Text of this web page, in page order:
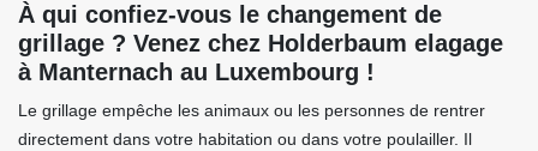
À qui confiez-vous le changement de
grillage ? Venez chez Holderbaum elagage
à Manternach au Luxembourg !
Le grillage empêche les animaux ou les personnes de rentrer
directement dans votre habitation ou dans votre poulailler. Il